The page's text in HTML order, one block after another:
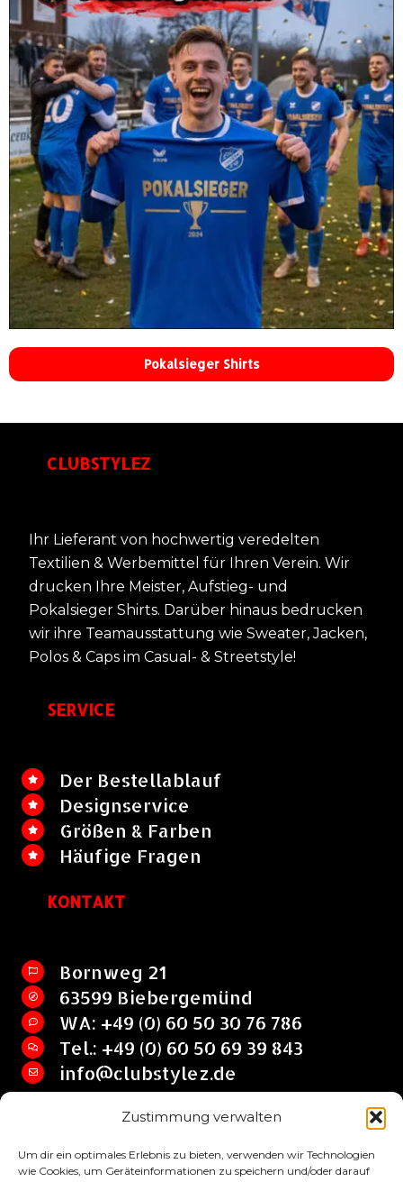
Zustimmung verwalten
Um dir ein optimales Erlebnis zu bieten, verwenden wir Technologien
wie Cookies, um Geräteinformationen zu speichern und/oder darauf
Pokalsieger Shirts
CLUBSTYLEZ
Ihr Lieferant von hochwertig veredelten
Textilien & Werbemittel für Ihren Verein. Wir
drucken Ihre Meister, Aufstieg- und
Pokalsieger Shirts. Darüber hinaus bedrucken
wir ihre Teamausstattung wie Sweater, Jacken,
Polos & Caps im Casual- & Streetstyle!
SERVICE
Der Bestellablauf
Designservice
Größen & Farben
Häufige Fragen
KONTAKT
Bornweg 21
63599 Biebergemünd
WA: +49 (0) 60 50 30 76 786
Tel.: +49 (0) 60 50 69 39 843
info@clubstylez.de
Clubstylez © 2017 by SHIRT HQ Jan Lehrian